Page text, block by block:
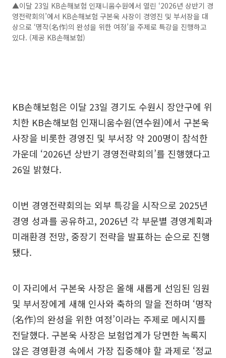
▲이달 23일 KB손해보험 인재니움수원에서 열린 ‘2026년 상반기 경
영전략회의’에서 KB손해보험 구본욱 사장이 경영진 및 부서장을 대
상으로 ‘명작(名作)의 완성을 위한 여정’을 주제로 특강을 진행하고
있다. (제공 KB손해보험)
KB손해보험은 이달 23일 경기도 수원시 장안구에 위
치한 KB손해보험 인재니움수원(연수원)에서 구본욱
사장을 비롯한 경영진 및 부서장 약 200명이 참석한
가운데 ‘2026년 상반기 경영전략회의’를 진행했다고
26일 밝혔다.
이번 경영전략회의는 외부 특강을 시작으로 2025년
경영 성과를 공유하고, 2026년 각 부문별 경영계획과
미래환경 전망, 중장기 전략을 발표하는 순으로 진행
됐다.
이 자리에서 구본욱 사장은 올해 새롭게 선임된 임원
및 부서장에게 새해 인사와 축하의 말을 전하며 ‘명작
(名作)의 완성을 위한 여정’이라는 주제로 메시지를
전달했다. 구본욱 사장은 보험업계가 당면한 녹록지
않은 경영환경 속에서 가장 집중해야 할 과제로 ‘정교